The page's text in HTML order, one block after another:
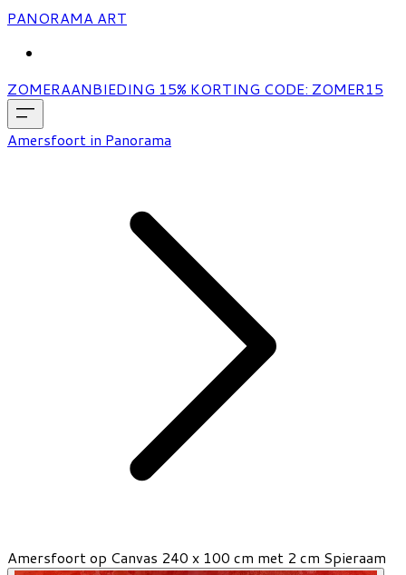
PANORAMA ART
ZOMERAANBIEDING 15% KORTING CODE: ZOMER15
Amersfoort in Panorama
Amersfoort op Canvas 240 x 100 cm met 2 cm Spieraam